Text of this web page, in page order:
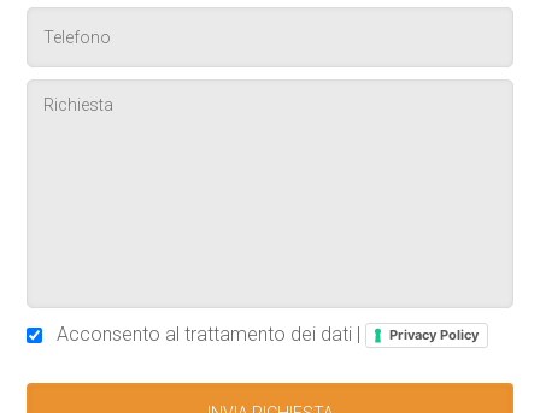
Acconsento al trattamento dei dati | Privacy Policy